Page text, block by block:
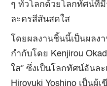
ๆ ทั่วโลกด้วยโลกทัศน์ที่
ละครสีสันสดใส
โดยผลงานชิ้นนี้เป็นผล
กำกับโดย Kenjirou
ใส” ซึ่งเป็นโลกทัศน์อันล
Hiroyuki Yoshino เป็นผู้